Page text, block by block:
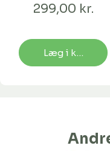
299,00 kr.
Læg i kurv